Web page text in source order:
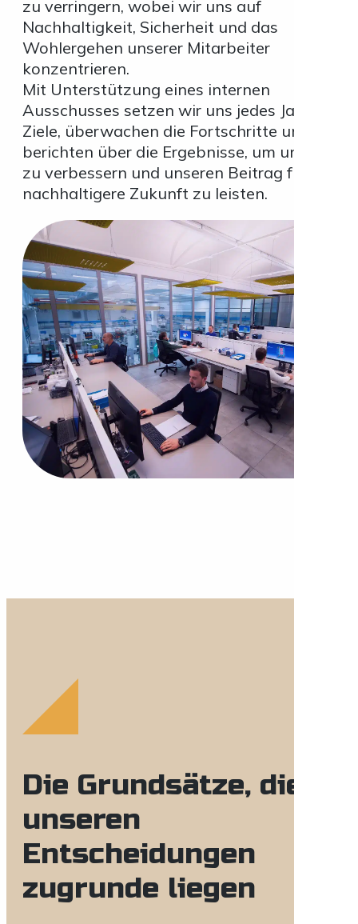
zu verringern, wobei wir uns auf
Nachhaltigkeit, Sicherheit und das
Wohlergehen unserer Mitarbeiter
konzentrieren.
Mit Unterstützung eines internen
Ausschusses setzen wir uns jedes Jahr klare
Ziele, überwachen die Fortschritte und
berichten über die Ergebnisse, um uns
zu verbessern und unseren Beitrag für eine
nachhaltigere Zukunft zu leisten.
Die Grundsätze, die
unseren
Entscheidungen
zugrunde liegen